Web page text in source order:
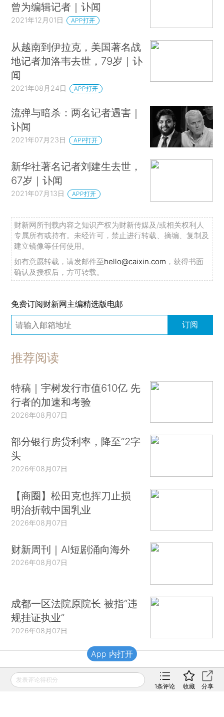
曾为编辑记者｜讣闻
2021年12月01日 APP打开
从越南到伊拉克，美国著名战
地记者加洛韦去世，79岁｜讣
闻
2021年08月24日 APP打开
流弹与暗杀：两名记者遇害｜
讣闻
2021年07月23日 APP打开
新华社著名记者刘建生去世，
67岁｜讣闻
2021年07月13日 APP打开
财新网所刊载内容之知识产权为财新传媒及/或相关权利人
专属所有或持有。未经许可，禁止进行转载、摘编、复制及
建立镜像等任何使用。
如有意愿转载，请发邮件至hello@caixin.com ，获得书面
确认及授权后，方可转载。
免费订阅财新网主编精选版电邮
订阅
推荐阅读
特稿｜宇树发行市值610亿 先
行者的加速和考验
2026年08月07日
部分银行房贷利率，降至“2字
头
2026年08月07日
【商圈】松田克也挥刀止损
明治折戟中国乳业
2026年08月07日
财新周刊｜AI短剧涌向海外
2026年08月07日
成都一区法院原院长 被指“违
规挂证执业”
2026年08月07日
财新移动
发表评论得积分
1条评论 收藏 分享
App 内打开